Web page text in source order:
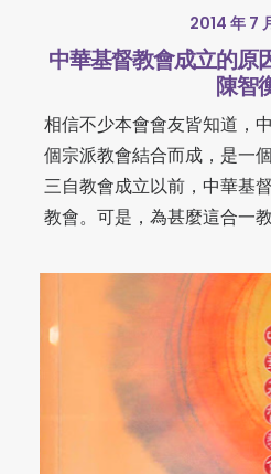
2014 年 7
中華基督教會成立的原
陳智
相信不少本會會友皆知道，
個宗派教會結合而成，是一
三自教會成立以前，中華基
教會。可是，為甚麼這合一